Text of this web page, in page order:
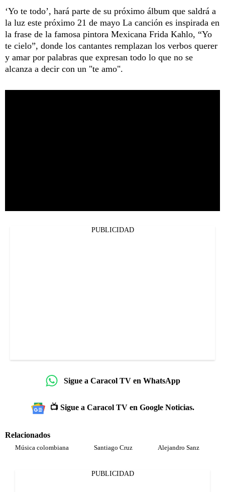
‘Yo te todo’, hará parte de su próximo álbum que saldrá a
la luz este próximo 21 de mayo La canción es inspirada en
la frase de la famosa pintora Mexicana Frida Kahlo, “Yo
te cielo”, donde los cantantes remplazan los verbos querer
y amar por palabras que expresan todo lo que no se
alcanza a decir con un "te amo".
PUBLICIDAD
Sigue a Caracol TV en WhatsApp
📺 Sigue a Caracol TV en Google Noticias.
Relacionados
Música colombiana Santiago Cruz Alejandro Sanz
PUBLICIDAD